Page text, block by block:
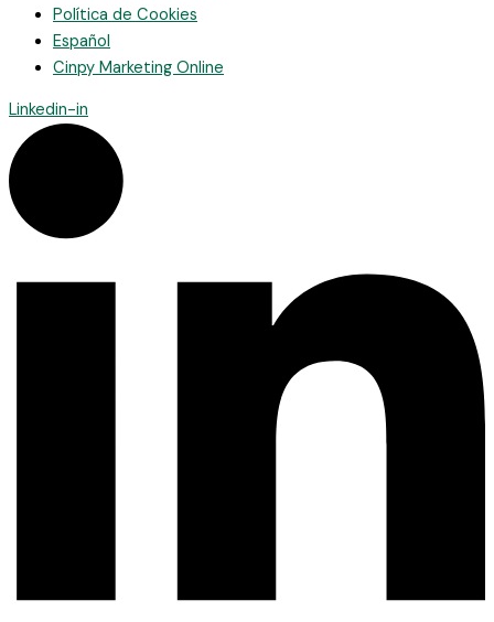
Política de Cookies
Español
Cinpy Marketing Online
Linkedin-in